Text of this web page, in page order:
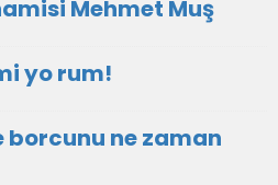
Mehmet Muş
yo rum!
borcunu ne zaman